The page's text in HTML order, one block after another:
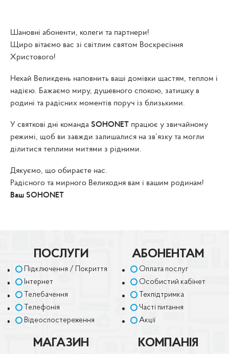
Шановні абоненти, колеги та партнери!
Щиро вітаємо вас зі світлим святом Воскресіння
Христового!
Нехай Великдень наповнить ваші домівки щастям, теплом і
надією. Бажаємо миру, душевного спокою, затишку в
родині та радісних моментів поруч із близькими.
У святкові дні команда SOHONET працює у звичайному
режимі, щоб ви завжди залишалися на зв’язку та могли
ділитися теплими митями з рідними.
Дякуємо, що обираєте нас.
Радісного та мирного Великодня вам і вашим родинам!
Ваш SOHONET
ПОСЛУГИ
Підключення / Покриття
Інтернет
Телебачення
Телефонія
Відеоспостереження
АБОНЕНТАМ
Оплата послуг
Особистий кабінет
Техпідтримка
Часті питання
Акції
МАГАЗИН КОМПАНІЯ